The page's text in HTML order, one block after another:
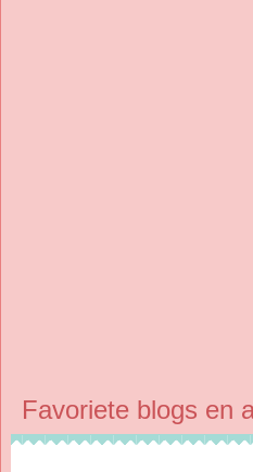
Favoriete blogs en